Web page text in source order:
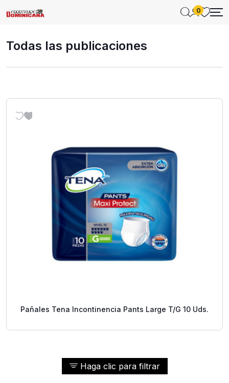
0
Todas las publicaciones
Haga clic para filtrar
Pañales Tena Incontinencia Pants Large T/G 10 Uds.